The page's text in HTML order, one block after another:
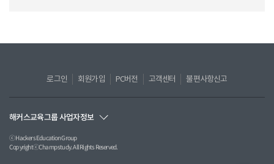
로그인 회원가입 PC버전 고객센터 불편사항신고
해커스교육그룹 사업자정보
ⓒ Hackers Education Group
CopyrightⓒChampstudy. All Rights Reserved.